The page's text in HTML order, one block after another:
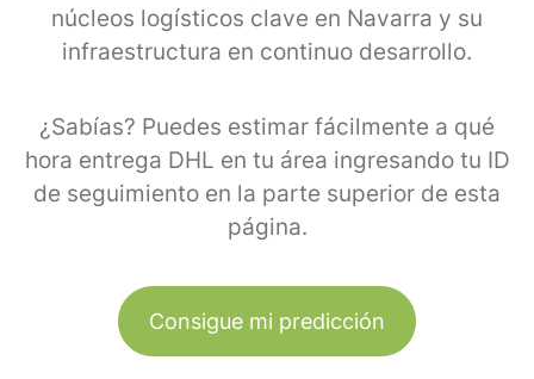
núcleos logísticos clave en Navarra y su
infraestructura en continuo desarrollo.
¿Sabías? Puedes estimar fácilmente a qué
hora entrega DHL en tu área ingresando tu ID
de seguimiento en la parte superior de esta
página.
Consigue mi predicción